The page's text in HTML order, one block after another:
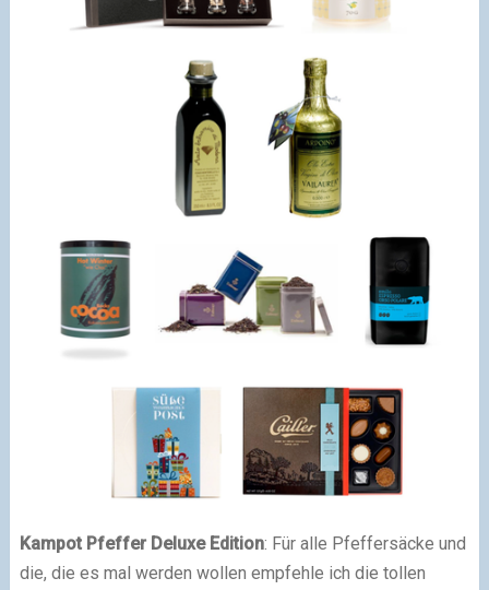
Kampot Pfeffer Deluxe Edition: Für alle Pfeffersäcke und
die, die es mal werden wollen empfehle ich die tollen